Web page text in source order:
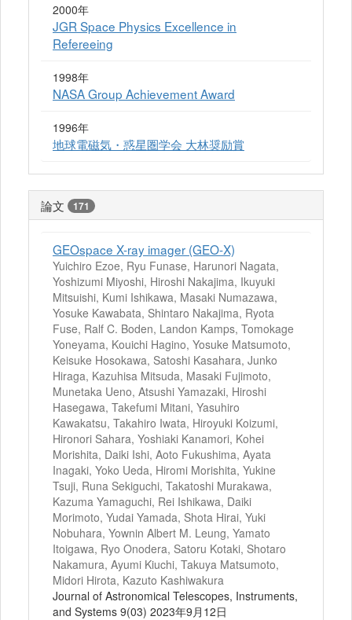
2000年
JGR Space Physics Excellence in
Refereeing
1998年
NASA Group Achievement Award
1996年
地球電磁気・惑星圏学会 大林奨励賞
論文 171
GEOspace X-ray imager (GEO-X)
Yuichiro Ezoe, Ryu Funase, Harunori Nagata,
Yoshizumi Miyoshi, Hiroshi Nakajima, Ikuyuki
Mitsuishi, Kumi Ishikawa, Masaki Numazawa,
Yosuke Kawabata, Shintaro Nakajima, Ryota
Fuse, Ralf C. Boden, Landon Kamps, Tomokage
Yoneyama, Kouichi Hagino, Yosuke Matsumoto,
Keisuke Hosokawa, Satoshi Kasahara, Junko
Hiraga, Kazuhisa Mitsuda, Masaki Fujimoto,
Munetaka Ueno, Atsushi Yamazaki, Hiroshi
Hasegawa, Takefumi Mitani, Yasuhiro
Kawakatsu, Takahiro Iwata, Hiroyuki Koizumi,
Hironori Sahara, Yoshiaki Kanamori, Kohei
Morishita, Daiki Ishi, Aoto Fukushima, Ayata
Inagaki, Yoko Ueda, Hiromi Morishita, Yukine
Tsuji, Runa Sekiguchi, Takatoshi Murakawa,
Kazuma Yamaguchi, Rei Ishikawa, Daiki
Morimoto, Yudai Yamada, Shota Hirai, Yuki
Nobuhara, Yownin Albert M. Leung, Yamato
Itoigawa, Ryo Onodera, Satoru Kotaki, Shotaro
Nakamura, Ayumi Kiuchi, Takuya Matsumoto,
Midori Hirota, Kazuto Kashiwakura
Journal of Astronomical Telescopes, Instruments,
and Systems 9(03) 2023年9月12日